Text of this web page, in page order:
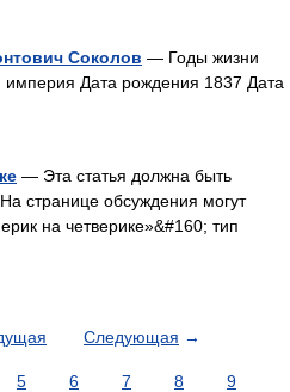
Соколов — Годы жизни
империя Дата рождения 1837 Дата
— Эта статья должна быть
странице обсуждения могут
на четверике»&#160; тип
Следующая →
5 6 7 8
9